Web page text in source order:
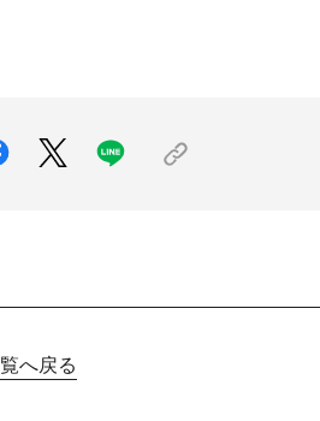
へ戻る